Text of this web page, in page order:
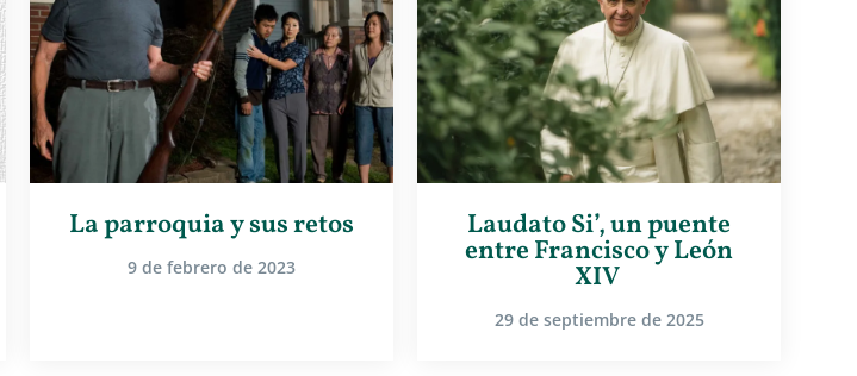
La parroquia y sus retos
9 de febrero de 2023
Laudato Si’, un puente
entre Francisco y León
XIV
29 de septiembre de 2025